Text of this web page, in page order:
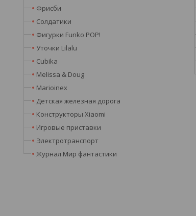
Фрисби
Солдатики
Фигурки Funko POP!
Уточки Lilalu
Cubika
Melissa & Doug
Marioinex
Детская железная дорога
Конструкторы Xiaomi
Игровые приставки
Электротранспорт
Журнал Мир фантастики